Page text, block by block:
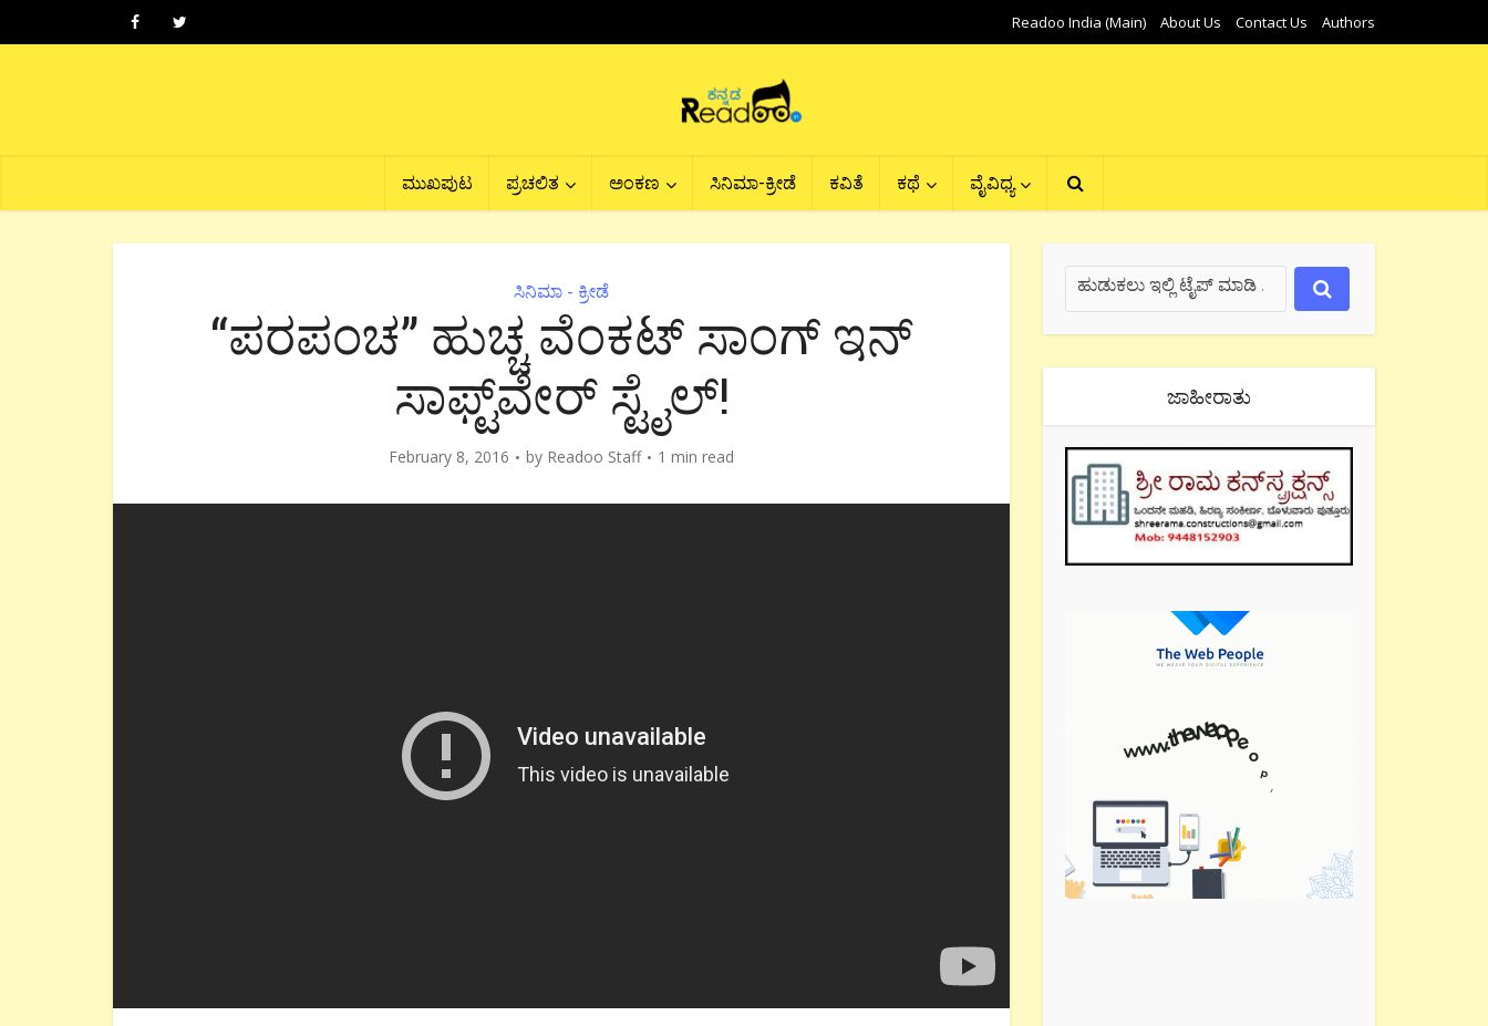
Readoo India (Main) About Us Contact Us Authors
ಮುಖಪುಟ ಪ್ರಚಲಿತ ಅಂಕಣ ಸಿನಿಮಾ-ಕ್ರೀಡೆ ಕವಿತೆ ಕಥೆ ವೈವಿಧ್ಯ
ಸಿನಿಮಾ - ಕ್ರೀಡೆ
“ಪರಪಂಚ” ಹುಚ್ಚ ವೆಂಕಟ್ ಸಾಂಗ್ ಇನ್
ಸಾಫ್ಟ್‌ವೇರ್ ಸ್ಟೈಲ್!
February 8, 2016 by Readoo Staff 1 min read
ಜಾಹೀರಾತು